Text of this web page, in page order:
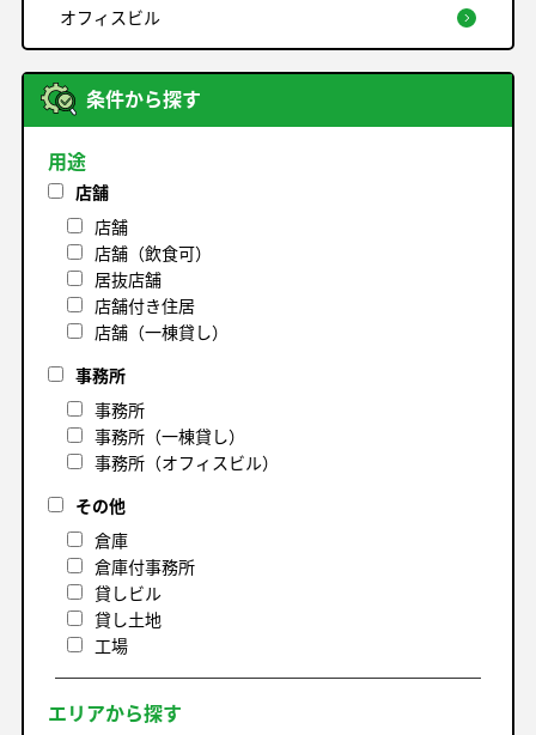
オフィスビル
条件から探す
用途
店舗
店舗
店舗（飲食可）
居抜店舗
店舗付き住居
店舗（一棟貸し）
事務所
事務所
事務所（一棟貸し）
事務所（オフィスビル）
その他
倉庫
倉庫付事務所
貸しビル
貸し土地
工場
エリアから探す